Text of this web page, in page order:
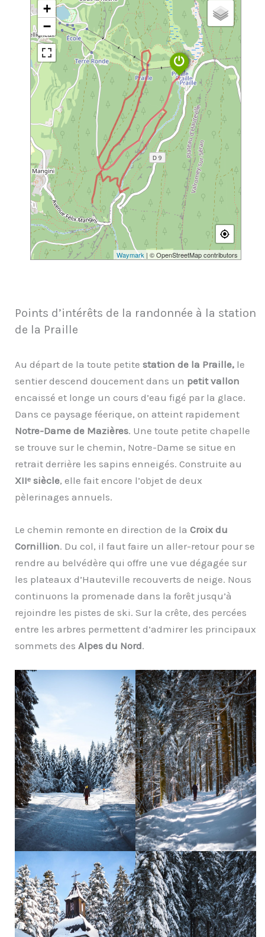
+
−
Waymark | © OpenStreetMap contributors
Points d’intérêts de la randonnée à la station
de la Praille
Au départ de la toute petite station de la Praille, le
sentier descend doucement dans un petit vallon
encaissé et longe un cours d’eau figé par la glace.
Dans ce paysage féerique, on atteint rapidement
Notre-Dame de Mazières. Une toute petite chapelle
se trouve sur le chemin, Notre-Dame se situe en
retrait derrière les sapins enneigés. Construite au
XIIᵉ siècle, elle fait encore l’objet de deux
pèlerinages annuels.
Le chemin remonte en direction de la Croix du
Cornillion. Du col, il faut faire un aller-retour pour se
rendre au belvédère qui offre une vue dégagée sur
les plateaux d’Hauteville recouverts de neige. Nous
continuons la promenade dans la forêt jusqu’à
rejoindre les pistes de ski. Sur la crête, des percées
entre les arbres permettent d’admirer les principaux
sommets des Alpes du Nord.